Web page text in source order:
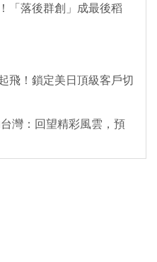
「落後群創」成最後稻
飛！鎖定美日頂級客戶切
灣：回望精彩風雲，預